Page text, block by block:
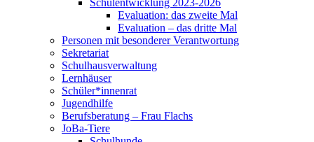
Schulentwicklung 2023-2026
Evaluation: das zweite Mal
Evaluation – das dritte Mal
Personen mit besonderer Verantwortung
Sekretariat
Schulhausverwaltung
Lernhäuser
Schüler*innenrat
Jugendhilfe
Berufsberatung – Frau Flachs
JoBa-Tiere